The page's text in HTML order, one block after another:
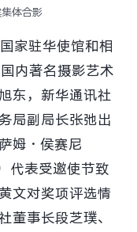
X200 Ultra
对比X机型
S20
对比S机型
Y50m 5G
iQOO Z11 Turbo
iQOO TWS 5e
体合影
家驻华使馆和相
内著名摄影艺术
东，新华通讯社
局副局长张弛出
姆·侯赛尼
代表受邀使节致
文对奖项评选情
董事长段芝璞、